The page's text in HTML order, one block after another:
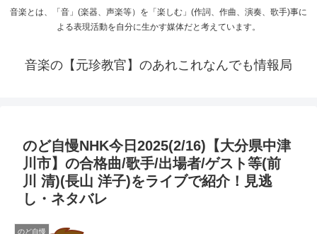
音楽とは、「音」(楽器、声楽等）を「楽しむ」(作詞、作曲、演奏、歌手)事に
よる表現活動を自分に生かす媒体だと考えています。
音楽の【元珍教官】のあれこれなんでも情報局
のど自慢NHK今日2025(2/16)【大分県中津
川市】の合格曲/歌手/出場者/ゲスト等(前
川 清)(長山 洋子)をライブで紹介！見逃
し・ネタバレ
のど自慢